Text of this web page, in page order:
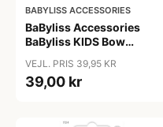
BABYLISS ACCESSORIES
BaByliss Accessories
BaByliss KIDS Bow
pieces
VEJL. PRIS 39,95 KR
39,00 kr